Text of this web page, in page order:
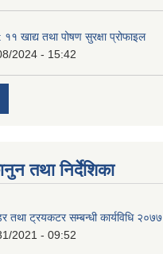
११ खाद्य तथा पोषण सुरक्षा प्रोफाइल
2024 - 15:42
तथा निर्देशिका
तथा ट्रयकटर सम्बन्धी कार्यविधि २०७७
2021 - 09:52